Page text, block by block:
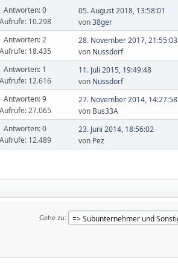
Antworten: 0
10.298
05. August 2018, 13:58:01
von38ger
Antworten: 2
18.435
28. November 2017, 21:55:03
von Nussdorf
Antworten: 1
12.616
11. Juli 2015, 19:49:48
von Nussdorf
Antworten: 9
27.065
27. November 2014, 14:27:58
von Bus33A
Antworten: 0
12.489
23. Juni 2014, 18:56:02
von Pez
Gehe zu